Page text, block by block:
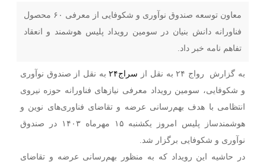
معاون توسعه صندوق نوآوری و شکوفایی از معرفی ۶۰ محصول
فناورانه دانش بنیان در سومین رویداد پلیس هوشمند و انعقاد
تفاهم نامه خبر داد.
به گزارش رواج ۲۴ به نقل از سراج۲۴
به نقل از صندوق نوآوری
و شکوفایی، سومین رویداد معرفی نیازهای فناورانه حوزه نیروی
انتظامی با هدف بهم‌رسانی عرضه و تقاضای فناوری‌های نوین و
هوشمندساز پلیس امروز یکشنبه ۱۵ مهرماه ۱۴۰۳ در صندوق
نوآوری و شکوفایی برگزار شد.
در حاشیه این رویداد که به منظور بهم‌رسانی عرضه و تقاضای